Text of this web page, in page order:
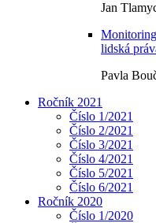
Jan
lidská
Pavla
Ročník 2021
Číslo 1/2021
Číslo 2/2021
Číslo 3/2021
Číslo 4/2021
Číslo 5/2021
Číslo 6/2021
Ročník 2020
Číslo 1/2020